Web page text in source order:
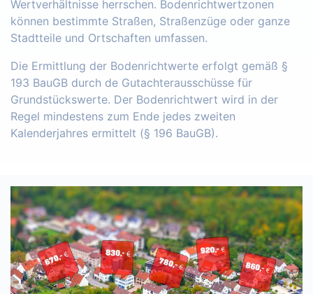
Wertverhältnisse herrschen. Bodenrichtwertzonen
können bestimmte Straßen, Straßenzüge oder ganze
Stadtteile und Ortschaften umfassen.
Die Ermittlung der Bodenrichtwerte erfolgt gemäß §
193 BauGB durch de Gutachterausschüsse für
Grundstückswerte. Der Bodenrichtwert wird in der
Regel mindestens zum Ende jedes zweiten
Kalenderjahres ermittelt (§ 196 BauGB).